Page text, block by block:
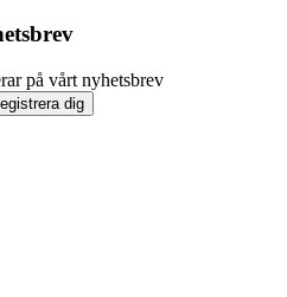
på vårt nyhetsbrev
dig